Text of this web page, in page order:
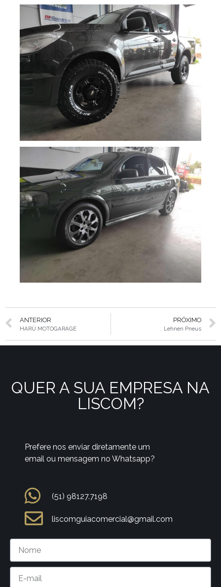
ANTERIOR
HARÚ MOTOGARAGE
PRÓXIMO
Lehnen Pneus
QUER A SUA EMPRESA NA
LISCOM?
Prefere nos enviar diretamente um
email ou mensagem no Whatsapp?
(51) 98127.7198
liscomguiacomercial@gmail.com